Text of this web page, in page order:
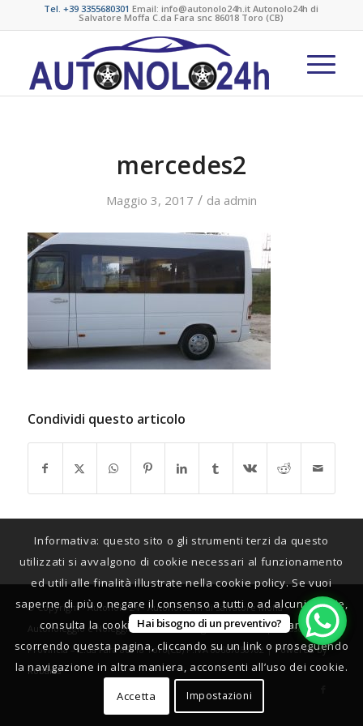
Tel. +39 3355680301Email: info@autonolo24h.it Autonolo24h di
Salvatore Moffa C.da Fara snc 86018 Toro (CB)
mercedes2
Maggio 3, 2017 / da admin
Condividi questo articolo
© Copyright - Autonolo 24 - Autonolo24h di Salvatore Moffa –
Autonoleggio e Noleggio automobili, furgoni e van Campobasso e
Provincia – C.da Fara 86018 Toro(CB) P.IVA 00667050702 | Powered by
Robarts
Informativa: questo sito o gli strumenti terzi da questo
utilizzati si avvalgono di cookie necessari al funzionamento
ed utili alle finalità illustrate nella cookie policy. Se vuoi
saperne di più o negare il consenso a tutti o ad alcuni cookie,
consulta la cookie policy. Chiudendo questo banner,
scorrendo questa pagina, cliccando su un link o proseguendo
la navigazione in altra maniera, acconsenti all’uso dei cookie.
Accetta
Impostazioni
Hai bisogno di un preventivo?